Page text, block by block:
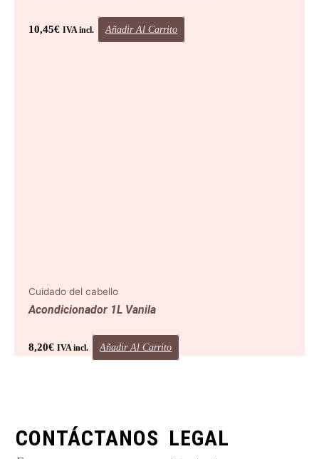
10,45€ IVA incl. Añadir Al Carrito
Cuidado del cabello
Acondicionador 1L Vanila
8,20€ IVA incl. Añadir Al Carrito
CONTÁCTANOS LEGAL